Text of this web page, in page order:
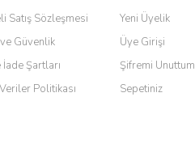
bulunuyor.
olmalı.
Satış Sözleşmesi
Güvenlik
Şartları
Politikası
Yeni Üyelik
Üye Girişi
Şifremi Unuttum
Sepetiniz